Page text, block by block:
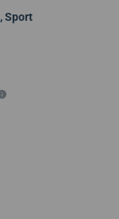
,Sport